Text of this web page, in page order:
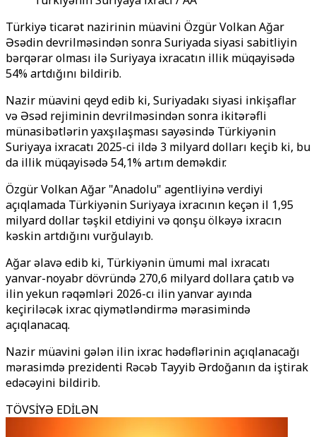
Türkiyə ticarət nazirinin müavini Özgür Volkan Ağar
Əsədin devrilməsindən sonra Suriyada siyasi sabitliyin
bərqərar olması ilə Suriyaya ixracatın illik müqayisədə
54% artdığını bildirib.
Nazir müavini qeyd edib ki, Suriyadakı siyasi inkişaflar
və Əsəd rejiminin devrilməsindən sonra ikitərəfli
münasibətlərin yaxşılaşması sayəsində Türkiyənin
Suriyaya ixracatı 2025-ci ildə 3 milyard dolları keçib ki, bu
da illik müqayisədə 54,1% artım deməkdir.
Özgür Volkan Ağar "Anadolu" agentliyinə verdiyi
açıqlamada Türkiyənin Suriyaya ixracının keçən il 1,95
milyard dollar təşkil etdiyini və qonşu ölkəyə ixracın
kəskin artdığını vurğulayıb.
Ağar əlavə edib ki, Türkiyənin ümumi mal ixracatı
yanvar-noyabr dövründə 270,6 milyard dollara çatıb və
ilin yekun rəqəmləri 2026-cı ilin yanvar ayında
keçiriləcək ixrac qiymətləndirmə mərasimində
açıqlanacaq.
Nazir müavini gələn ilin ixrac hədəflərinin açıqlanacağı
mərasimdə prezidenti Rəcəb Tayyib Ərdoğanın da iştirak
edəcəyini bildirib.
TÖVSİYƏ EDİLƏN